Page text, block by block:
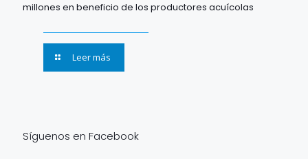
millones en beneficio de los productores acuícolas
Leer más
Síguenos en Facebook